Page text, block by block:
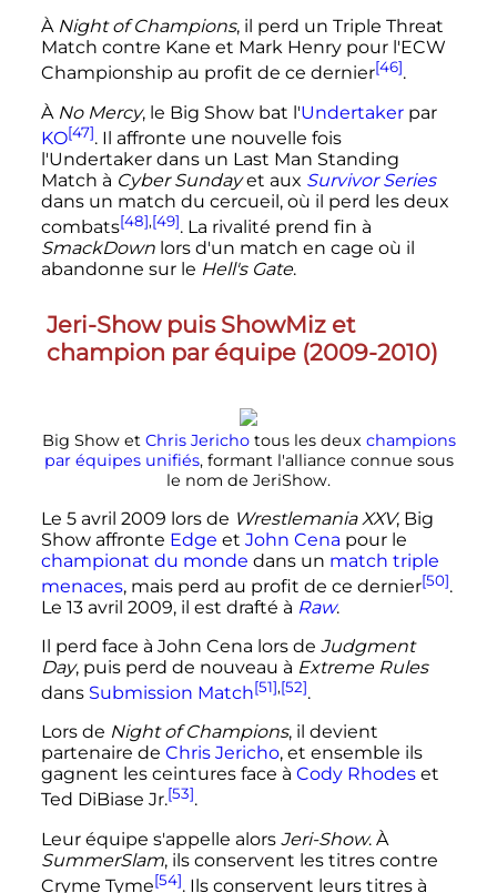
À Night of Champions, il perd un Triple Threat
Match contre Kane et Mark Henry pour l'ECW
Championship au profit de ce dernier[46].
À No Mercy, le Big Show bat l'Undertakerpar
KO[47]. Il affronte une nouvelle fois
l'Undertaker dans un Last Man Standing
Match à Cyber Sundayet aux Survivor Series
dans un match du cercueil, où il perd les deux
combats[48],[49]. La rivalité prend fin à
SmackDownlors d'un match en cage où il
abandonne sur le Hell's Gate.
Jeri-Show puis ShowMiz et
champion par équipe (2009-2010)
Big Show et Chris Jerichotous les deux champions
par équipes unifiés, formant l'alliance connue sous
le nom de JeriShow.
Le 5 avril 2009 lors de Wrestlemania XXV, Big
Show affronte Edge et John Cena pour le
championat du monde dans un match triple
menaces, mais perd au profit de ce dernier[50].
Le 13 avril 2009, il est drafté à Raw.
Il perd face à John Cena lors de Judgment
Day, puis perd de nouveau à Extreme Rules
dans Submission Match[51],[52].
Lors de Night of Champions, il devient
partenaire de Chris Jericho, et ensemble ils
gagnent les ceintures face à Cody Rhodeset
Ted DiBiase Jr.[53].
Leur équipe s'appelle alors Jeri-Show. À
SummerSlam, ils conservent les titres contre
Cryme Tyme[54]. Ils conservent leurs titres à